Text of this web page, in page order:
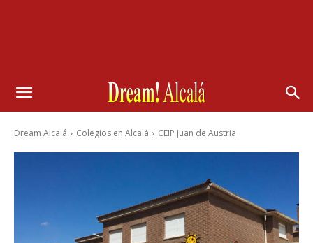
Dream Alcalá Colegios en Alcalá CEIP Juan de Austria